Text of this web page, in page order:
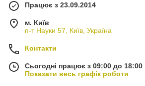
Працює з 23.09.2014
м. Київ
п-т Науки 57, Київ, Україна
Контакти
Сьогодні працює з 09:00 до 18:00
Показати весь графік роботи